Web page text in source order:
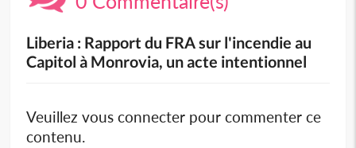
Liberia : Rapport du FRA sur l'incendie au
Capitol à Monrovia, un acte intentionnel
Veuillez vous connecter pour commenter ce
contenu.